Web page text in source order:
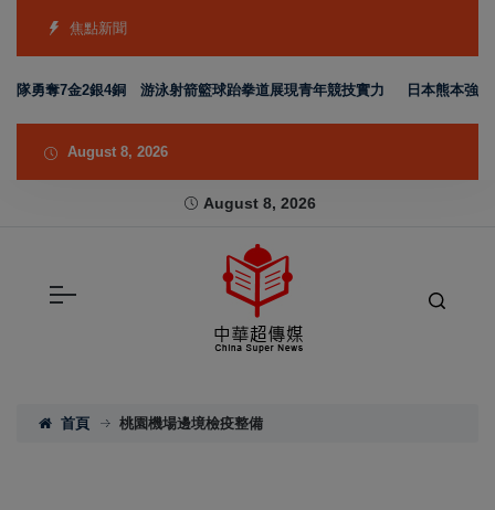
焦點新聞
勇奪7金2銀4銅 游泳射箭籃球跆拳道展現青年競技實力 日本熊本強震
August 8, 2026
August 8, 2026
首頁 桃園機場邊境檢疫整備